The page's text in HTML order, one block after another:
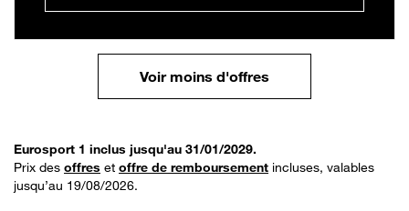
Voir moins d'offres
Eurosport 1 inclus jusqu'au 31/01/2029.
Prix des offres et offre de remboursement incluses, valables
jusqu’au 19/08/2026.